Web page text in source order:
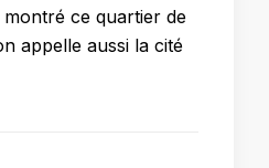
ce quartier de
appelle aussi la cité